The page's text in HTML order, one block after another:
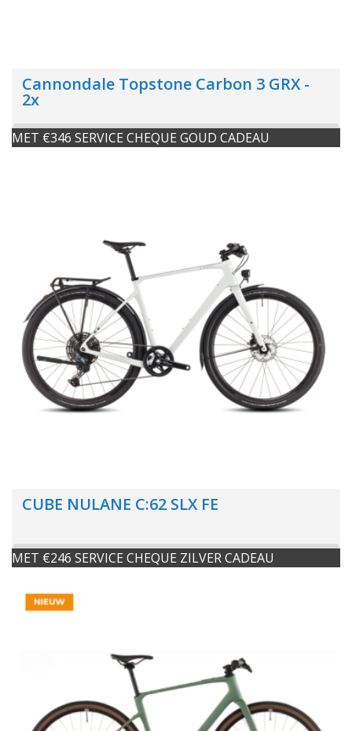
Cannondale Topstone Carbon 3 GRX -
2x
MET €346 SERVICE CHEQUE GOUD CADEAU
CUBE NULANE C:62 SLX FE
MET €246 SERVICE CHEQUE ZILVER CADEAU